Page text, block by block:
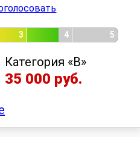
3 4 5
Категория «B»
35 000 руб.